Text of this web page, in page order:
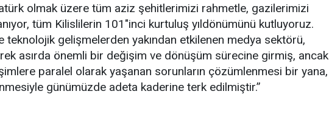
olmak üzere tüm aziz şehitlerimizi rahmetle, gazilerimizi
tüm Kilislilerin 101"inci kurtuluş yıldönümünü kutluyoruz.
teknolojik gelişmelerden yakından etkilenen medya sektörü,
asırda önemli bir değişim ve dönüşüm sürecine girmiş, ancak
paralel olarak yaşanan sorunların çözümlenmesi bir yana,
günümüzde adeta kaderine terk edilmiştir.”